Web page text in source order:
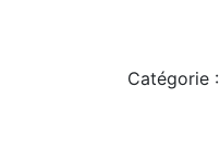
Catégorie :